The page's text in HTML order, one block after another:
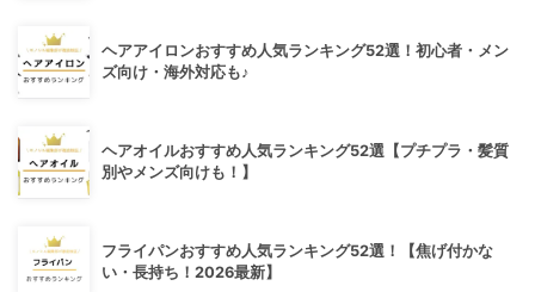
ヘアアイロンおすすめ人気ランキング52選！初心者・メン
ズ向け・海外対応も♪
ヘアオイルおすすめ人気ランキング52選【プチプラ・髪質
別やメンズ向けも！】
フライパンおすすめ人気ランキング52選！【焦げ付かな
い・長持ち！2026最新】